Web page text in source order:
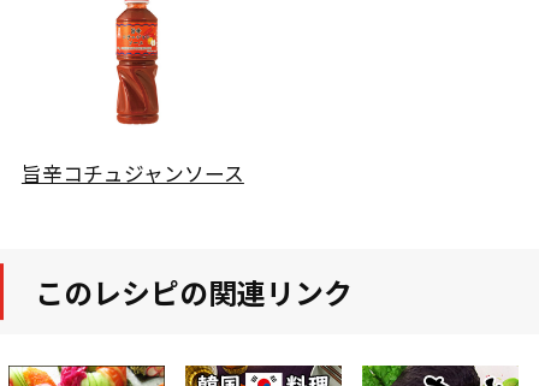
旨辛コチュジャンソース
このレシピの関連リンク